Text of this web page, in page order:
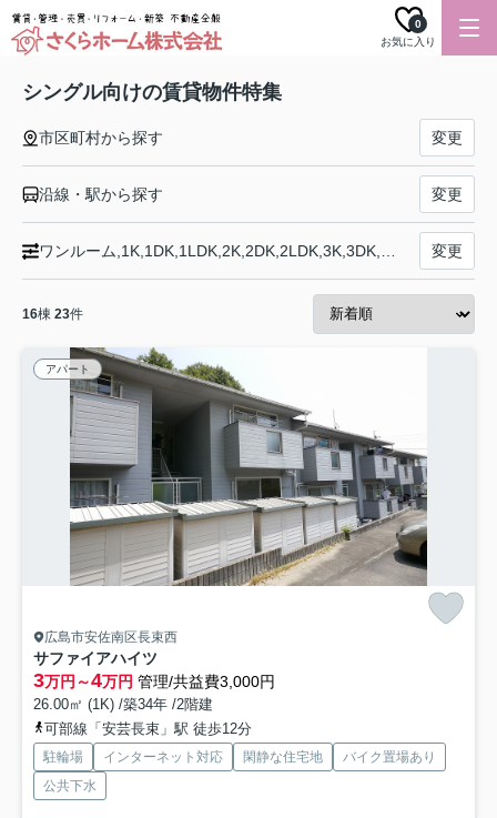
お気に入り
0
シングル向けの賃貸物件特集
市区町村から探す 変更
沿線・駅から探す 変更
変更
16棟 23件
アパート
広島市安佐南区長束西
サファイアハイツ
3万円～4万円 管理/共益費3,000円
26.00㎡ (1K) /築34年 /2階建
可部線「安芸長束」駅 徒歩12分
駐輪場 インターネット対応 閑静な住宅地
バイク置場あり
公共下水